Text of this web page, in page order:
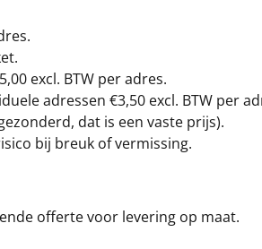
excl. BTW per adres.
adressen €3,50 excl. BTW per
dat is een vaste prijs).
bij breuk of vermissing.
offerte voor levering op maat.